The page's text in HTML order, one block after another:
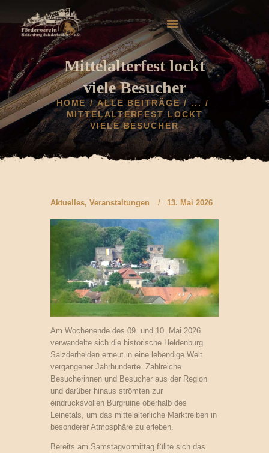
Mittelalterfest lockt
viele Besucher
HOME ALLE BEITRÄGE
...
MITTELALTERFEST LOCKT
VIELE BESUCHER
HOME
AKTUELLES
HELDENBURG
HISTORIE
GALERIE
Aktuelles, Veranstaltungen 13. Mai 2026
Am Wochenende des 09. und 10. Mai 2026
verwandelte sich die historische Heldenburg
Salzderhelden erneut in eine lebendige Welt
vergangener Jahrhunderte. Zahlreiche
Besucherinnen und Besucher aus der Region
und darüber hinaus strömten zur
eindrucksvollen Burgruine oberhalb des
Leinetals, um das mittelalterliche Marktreiben in
besonderer Atmosphäre zu erleben.
Bereits am Samstagvormittag füllte sich das